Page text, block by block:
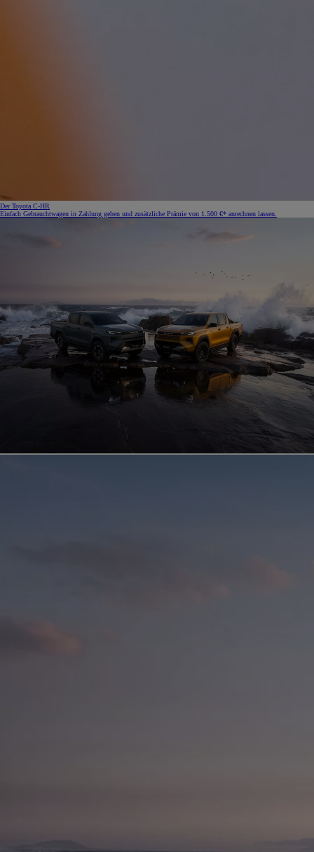
Der Toyota C-HR
Einfach Gebrauchtwagen in Zahlung geben und zusätzliche Prämie von 1.500 €* anrechnen lassen.